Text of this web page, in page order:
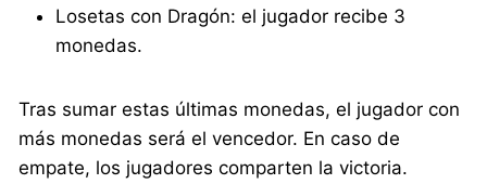
Losetas con Dragón: el jugador recibe 3
monedas.
Tras sumar estas últimas monedas, el jugador con
más monedas será el vencedor. En caso de
empate, los jugadores comparten la victoria.